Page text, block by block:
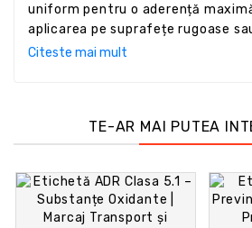
uniform pentru o aderență
aplicarea pe suprafețe rugoase
transport ADR, poziționați
Citeste mai mult
TE-AR MAI PUTEA